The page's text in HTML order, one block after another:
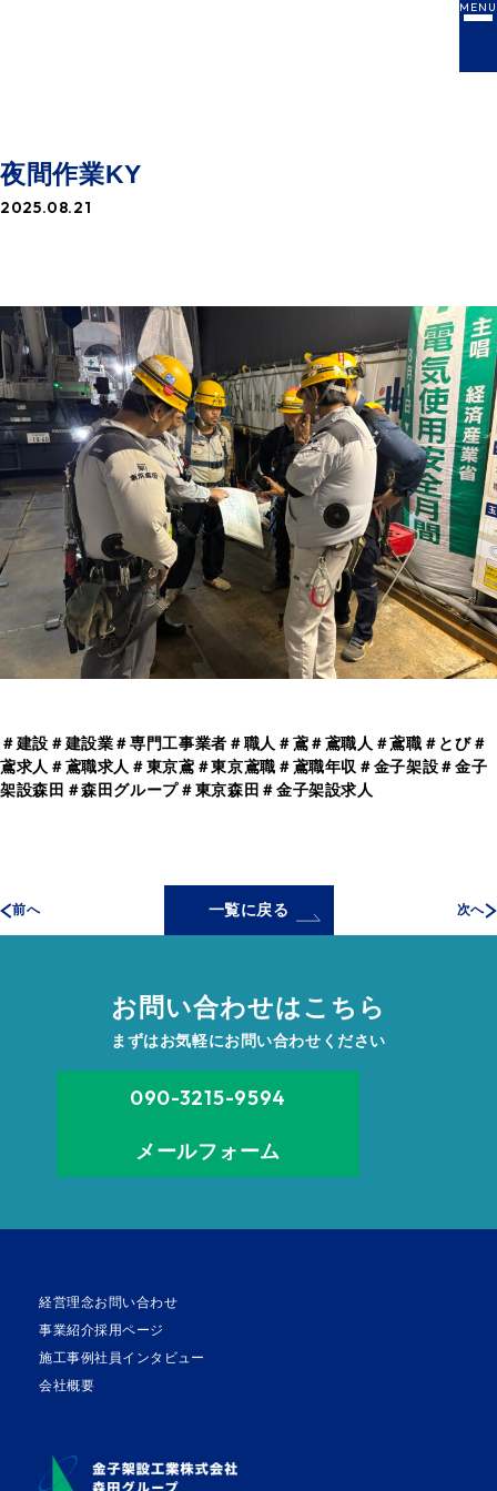
MENU
夜間作業KY
2025.08.21
＃建設＃建設業＃専門工事業者＃職人＃鳶＃鳶職人＃鳶職＃とび＃
鳶求人＃鳶職求人＃東京鳶＃東京鳶職＃鳶職年収＃金子架設＃金子
架設森田＃森田グループ＃東京森田＃金子架設求人
前へ 一覧に戻る 次へ
お問い合わせはこちら
まずはお気軽にお問い合わせください
090-3215-9594
メールフォーム
経営理念
事業紹介
施工事例
会社概要
お問い合わせ
採用ページ
社員インタビュー